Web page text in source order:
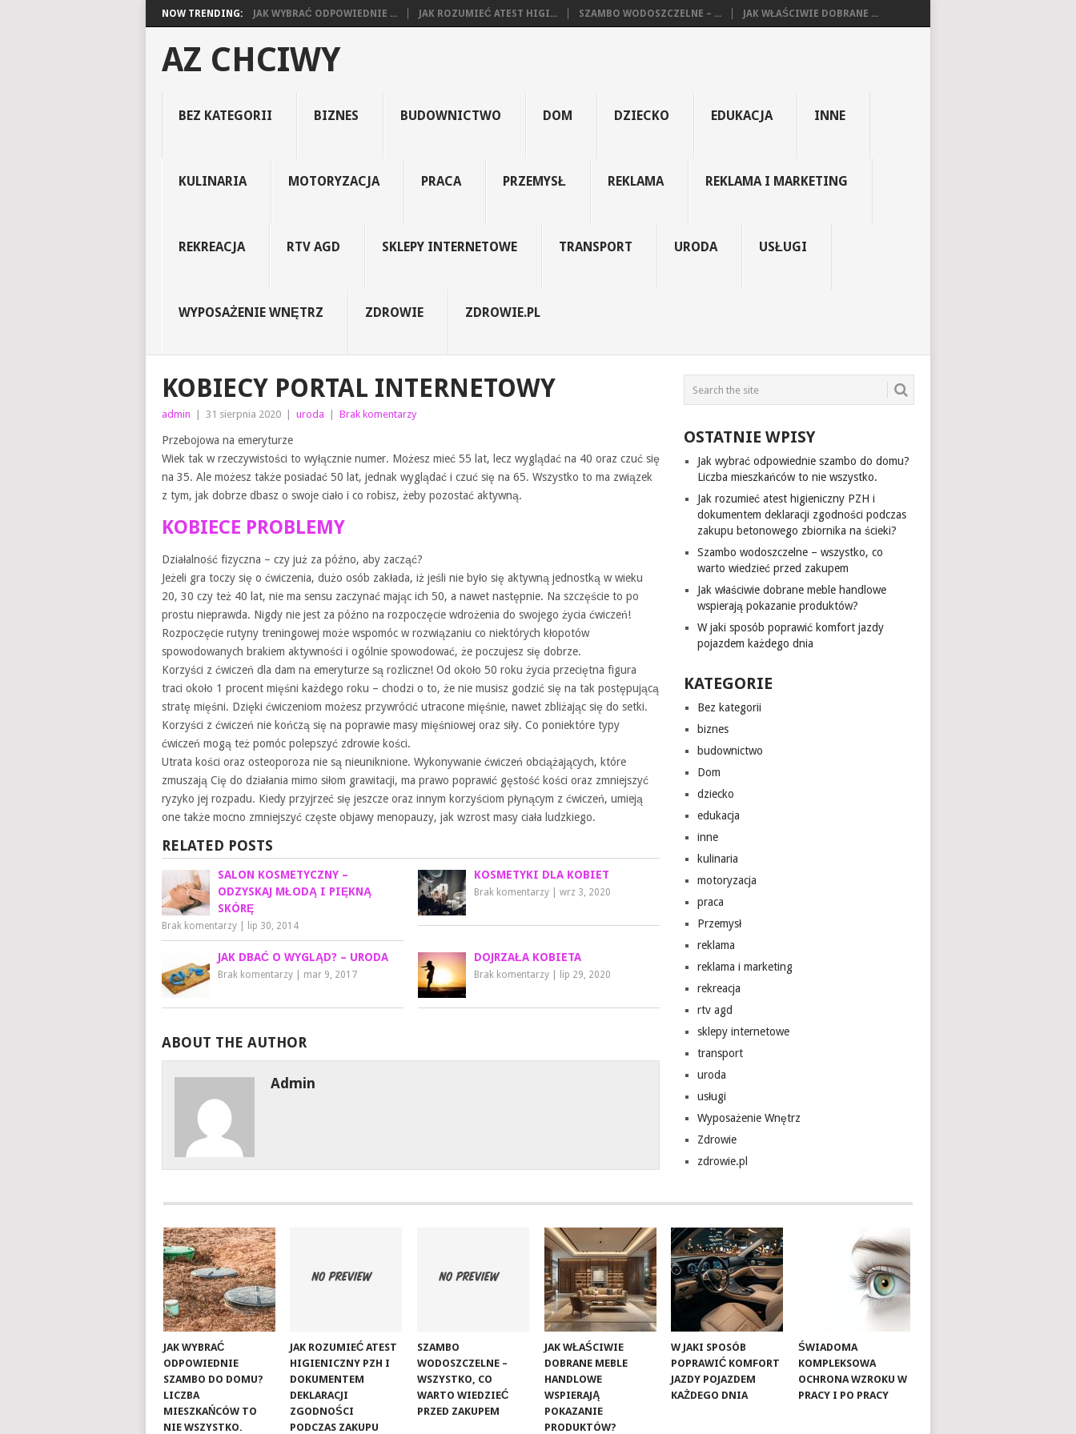
NOW TRENDING: JAK WYBRAĆ ODPOWIEDNIE ... JAK ROZUMIEĆ ATEST HIGI... SZAMBO WODOSZCZELNE – ... JAK WŁAŚCIWIE DOBRANE ...
AZ CHCIWY
BEZ KATEGORII BIZNES BUDOWNICTWO DOM DZIECKO EDUKACJA INNE
KULINARIA MOTORYZACJA PRACA PRZEMYSŁ REKLAMA REKLAMA I MARKETING
REKREACJA RTV AGD SKLEPY INTERNETOWE TRANSPORT URODA USŁUGI
WYPOSAŻENIE WNĘTRZ ZDROWIE ZDROWIE.PL
KOBIECY PORTAL INTERNETOWY
admin 31 sierpnia 2020 uroda Brak komentarzy
Przebojowa na emeryturze
Wiek tak w rzeczywistości to wyłącznie numer. Możesz mieć 55 lat, lecz wyglądać na 40 oraz czuć się
na 35. Ale możesz także posiadać 50 lat, jednak wyglądać i czuć się na 65. Wszystko to ma związek
z tym, jak dobrze dbasz o swoje ciało i co robisz, żeby pozostać aktywną.
KOBIECE PROBLEMY
Działalność fizyczna – czy już za późno, aby zacząć?
Jeżeli gra toczy się o ćwiczenia, dużo osób zakłada, iż jeśli nie było się aktywną jednostką w wieku
20, 30 czy też 40 lat, nie ma sensu zaczynać mając ich 50, a nawet następnie. Na szczęście to po
prostu nieprawda. Nigdy nie jest za późno na rozpoczęcie wdrożenia do swojego życia ćwiczeń!
Rozpoczęcie rutyny treningowej może wspomóc w rozwiązaniu co niektórych kłopotów
spowodowanych brakiem aktywności i ogólnie spowodować, że poczujesz się dobrze.
Korzyści z ćwiczeń dla dam na emeryturze są rozliczne! Od około 50 roku życia przeciętna figura
traci około 1 procent mięśni każdego roku – chodzi o to, że nie musisz godzić się na tak postępującą
stratę mięśni. Dzięki ćwiczeniom możesz przywrócić utracone mięśnie, nawet zbliżając się do setki.
Korzyści z ćwiczeń nie kończą się na poprawie masy mięśniowej oraz siły. Co poniektóre typy
ćwiczeń mogą też pomóc polepszyć zdrowie kości.
Utrata kości oraz osteoporoza nie są nieuniknione. Wykonywanie ćwiczeń obciążających, które
zmuszają Cię do działania mimo siłom grawitacji, ma prawo poprawić gęstość kości oraz zmniejszyć
ryzyko jej rozpadu. Kiedy przyjrzeć się jeszcze oraz innym korzyściom płynącym z ćwiczeń, umieją
one także mocno zmniejszyć częste objawy menopauzy, jak wzrost masy ciała ludzkiego.
RELATED POSTS
SALON KOSMETYCZNY –
ODZYSKAJ MŁODĄ I PIĘKNĄ
SKÓRĘ‎
Brak komentarzy lip 30, 2014
KOSMETYKI DLA KOBIET
Brak komentarzy |wrz 3, 2020
JAK DBAĆ O WYGLĄD? – URODA
Brak komentarzy mar 9, 2017
DOJRZAŁA KOBIETA
Brak komentarzy lip 29, 2020
ABOUT THE AUTHOR
Admin
OSTATNIE WPISY
Jak wybrać odpowiednie szambo do domu?
Liczba mieszkańców to nie wszystko.
Jak rozumieć atest higieniczny PZH i
dokumentem deklaracji zgodności podczas
zakupu betonowego zbiornika na ścieki?
Szambo wodoszczelne – wszystko, co
warto wiedzieć przed zakupem
Jak właściwie dobrane meble handlowe
wspierają pokazanie produktów?
W jaki sposób poprawić komfort jazdy
pojazdem każdego dnia
KATEGORIE
Bez kategorii
biznes
budownictwo
Dom
dziecko
edukacja
inne
kulinaria
motoryzacja
praca
Przemysł
reklama
reklama i marketing
rekreacja
rtv agd
sklepy internetowe
transport
uroda
usługi
Wyposażenie Wnętrz
Zdrowie
zdrowie.pl
JAK WYBRAĆ
ODPOWIEDNIE
SZAMBO DO DOMU?
LICZBA
MIESZKAŃCÓW TO
NIE WSZYSTKO.
JAK ROZUMIEĆ ATEST
HIGIENICZNY PZH I
DOKUMENTEM
DEKLARACJI
ZGODNOŚCI
PODCZAS ZAKUPU
SZAMBO
WODOSZCZELNE –
WSZYSTKO, CO
WARTO WIEDZIEĆ
PRZED ZAKUPEM
JAK WŁAŚCIWIE
DOBRANE MEBLE
HANDLOWE
WSPIERAJĄ
POKAZANIE
PRODUKTÓW?
W JAKI SPOSÓB
POPRAWIĆ KOMFORT
JAZDY POJAZDEM
KAŻDEGO DNIA
ŚWIADOMA
KOMPLEKSOWA
OCHRONA WZROKU W
PRACY I PO PRACY